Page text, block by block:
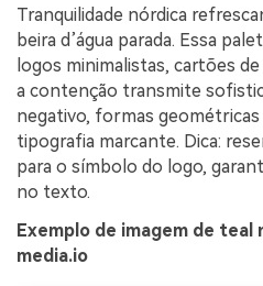
Tranquilidade nórdica
beira d’água parada. Essa
logos minimalistas, cartões
a contenção transmite
negativo, formas geométricas
tipografia marcante. Dica:
para o símbolo do logo,
no texto.
Exemplo de imagem de teal
media.io